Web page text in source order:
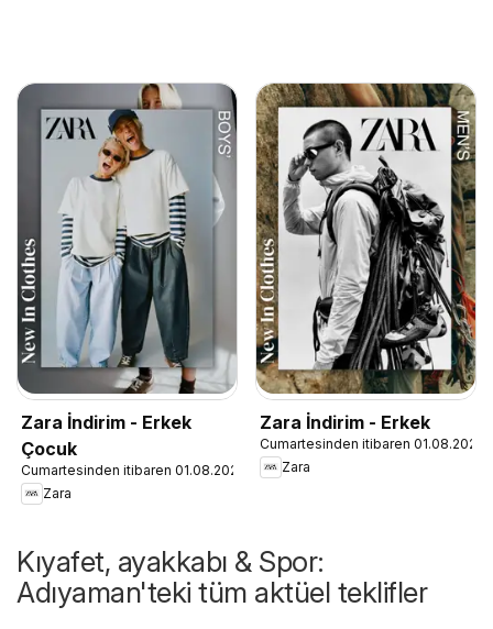
Zara İndirim - Erkek
Çocuk
Cumartesinden itibaren 01.08.2026
Zara
Zara İndirim - Erkek
Cumartesinden itibaren 01.08.2026
Zara
Kıyafet, ayakkabı & Spor:
Adıyaman'teki tüm aktüel teklifler